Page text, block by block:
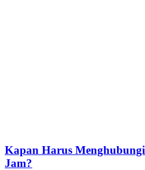
Kapan Harus
Jam?